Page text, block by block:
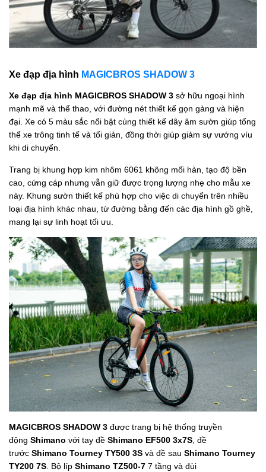
Xe đạp địa hình MAGICBROS SHADOW 3
Xe đạp địa hình MAGICBROS SHADOW 3 sở hữu ngoại hình
mạnh mẽ và thể thao, với đường nét thiết kế gọn gàng và hiện
đại. Xe có 5 màu sắc nổi bật cùng thiết kế dây âm sườn giúp tổng
thể xe trông tinh tế và tối giản, đồng thời giúp giảm sự vướng víu
khi di chuyển.
Trang bị khung hợp kim nhôm 6061 không mối hàn, tạo độ bền
cao, cứng cáp nhưng vẫn giữ được trọng lượng nhẹ cho mẫu xe
này. Khung sườn thiết kế phù hợp cho việc di chuyển trên nhiều
loại địa hình khác nhau, từ đường bằng đến các địa hình gồ ghề,
mang lại sự linh hoạt tối ưu.
MAGICBROS SHADOW 3 được trang bị hệ thống truyền
động Shimano với tay đề Shimano EF500 3x7S, đề
trước Shimano Tourney TY500 3S và đề sau Shimano Tourney
TY200 7S. Bộ líp Shimano TZ500-7 7 tầng và đùi